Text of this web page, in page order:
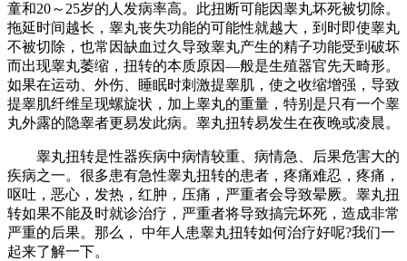
童和20～25岁的人发病率高。此扭断可能因睾丸坏死被切除。
拖延时间越长，睾丸丧失功能的可能性就越大，到时即使睾丸
不被切除，也常因缺血过久导致睾丸产生的精子功能受到破坏
而出现睾丸萎缩，扭转的本质原因—般是生殖器官先天畸形。
如果在运动、外伤、睡眠时刺激提睾肌，使之收缩增强，导致
提睾肌纤维呈现螺旋状，加上睾丸的重量，特别是只有一个睾
丸外露的隐睾者更易发此病。睾丸扭转易发生在夜晚或凌晨。
睾丸扭转是性器疾病中病情较重、病情急、后果危害大的
疾病之一。很多患有急性睾丸扭转的患者，疼痛难忍，疼痛，
呕吐，恶心，发热，红肿，压痛，严重者会导致晕厥。睾丸扭
转如果不能及时就诊治疗，严重者将导致搞完坏死，造成非常
严重的后果。那么， 中年人患睾丸扭转如何治疗好呢?我们一
起来了解一下。